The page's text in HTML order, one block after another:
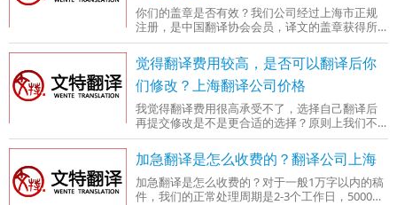
你们的盖章是否有效？我们公司经过上海市正规
注册，是中国翻译协会会员，译文的盖章获得所
有政府部门和相关机构认可。我们证件翻译部每
天都在帮众多客户处理盖章翻译件。
觉得翻译费用较高，是否可以翻译后你
们修改？上海翻译公司价格
我觉得翻译费用很高承受不了，选择自己翻译后
再提交修改是不是更合适的选择？原则上我们不
推荐这种方式，因为修改过程可能比翻译过程更
为耗时耗力，故而其费用可能比翻译费用更为高
昂，您可以提交稿件过来让我们告知您流程和费
用。
加急翻译是怎么收费的？翻译公司上海
加急翻译是怎么收费的？对于一般1万字以内的稿
件，我们的正常处理周期是2-3个工作日，5000字